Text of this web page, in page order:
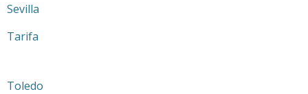
Sevilla
Tarifa
Toledo